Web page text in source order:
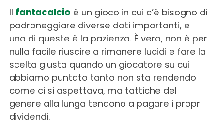
Il fantacalcio è un gioco in cui c’è bisogno di
padroneggiare diverse doti importanti, e
una di queste è la pazienza. È vero, non è per
nulla facile riuscire a rimanere lucidi e fare la
scelta giusta quando un giocatore su cui
abbiamo puntato tanto non sta rendendo
come ci si aspettava, ma tattiche del
genere alla lunga tendono a pagare i propri
dividendi.